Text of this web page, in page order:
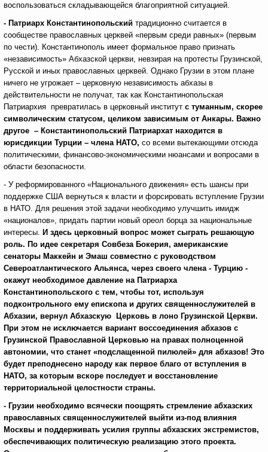
воспользоваться складывающейся благоприятной ситуацией.
- Патриарх Константинопольский традиционно считается в
сообществе православных церквей «первым среди равных» (первым
по чести). Константинополь имеет формальное право признать
«независимость» Абхазской церкви, невзирая на протесты Грузинской,
Русской и иных православных церквей. Однако Грузии в этом плане
ничего не угрожает – церковную независимость абхазы в
действительности не получат, так как Константинопольская
Патриархия превратилась в церковный институт с туманным, скорее
символическим статусом, целиком зависимым от Анкары. Важно
другое – Константинопольский Патриархат находится в
юрисдикции Турции – члена НАТО, со всеми вытекающими отсюда
политическими, финансово-экономическими нюансами и вопросами в
области безопасности.
- У реформированного «Национального движения» есть шансы при
поддержке США вернуться к власти и форсировать вступление Грузии
в НАТО. Для решения этой задачи необходимо улучшить имидж
«националов», придать партии новый ореол борца за национальные
интересы. И здесь церковный вопрос может сыграть решающую
роль. По идее секретаря Совбеза Бокерия, американские
сенаторы Маккейн и Эмаш совместно с руководством
Североатлантического Альянса, через своего члена - Турцию -
окажут необходимое давление на Патриарха
Константинопольского с тем, чтобы тот, используя
подконтрольного ему епископа и других священнослужителей в
Абхазии, вернул Абхазскую Церковь в лоно Грузинской Церкви.
При этом не исключается вариант воссоединения абхазов с
Грузинской Православной Церковью на правах полноценной
автономии, что станет «подслащенной пилюлей» для абхазов! Это
будет преподнесено народу как первое благо от вступления в
НАТО, за которым вскоре последует и восстановление
территориальной целостности страны.
- Грузии необходимо всячески поощрять стремление абхазских
православных священнослужителей выйти из-под влияния
Москвы и поддерживать усилия группы абхазских экстремистов,
обеспечивающих политическую реализацию этого проекта.